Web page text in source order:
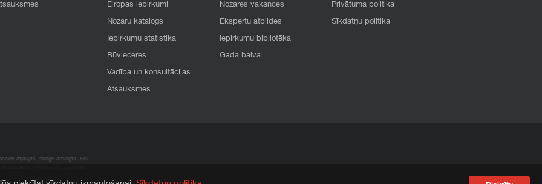
Eiropas iepirkumi
Nozaru katalogs
Iepirkumu statistika
Būvieceres
Vadība un konsultācijas
Atsauksmes
Nozares vakances
Ekspertu atbildes
Iepirkumu bibliotēka
Gada balva
Privātuma politika
Sīkdatņu politika
atļaujas, stingri aizliegta. SIA